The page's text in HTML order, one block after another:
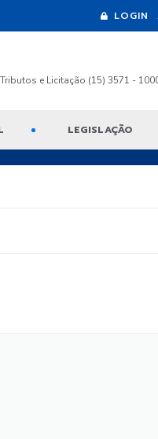
LOGIN
e Licitação (15) 3571 -
LEGISLAÇÃO